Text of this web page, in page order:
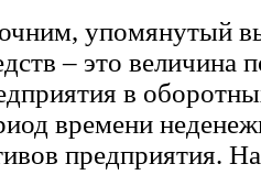
упомянутый
– это величина
в
времени
предприятия.